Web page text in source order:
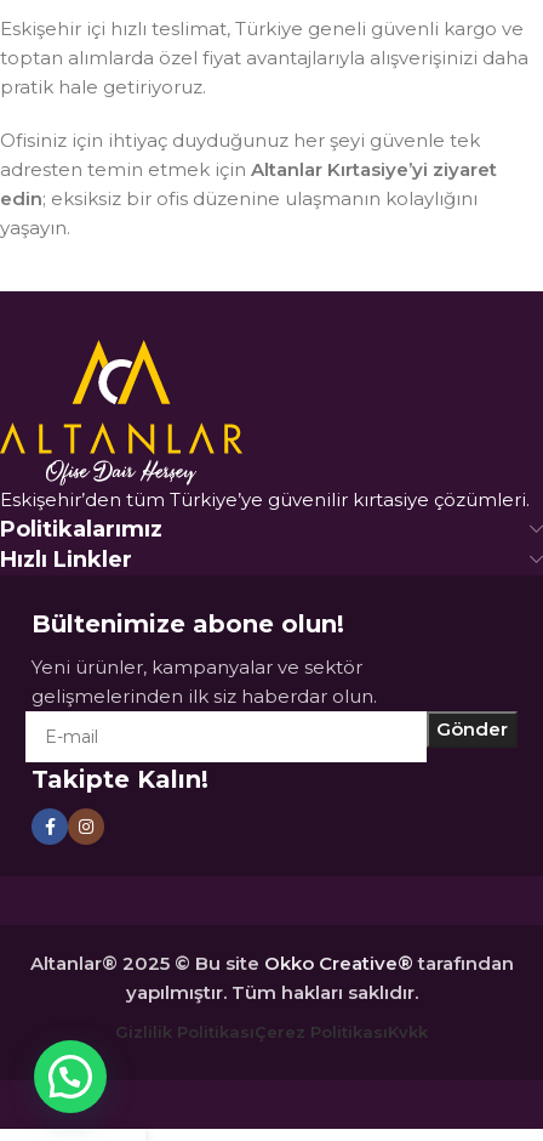
Eskişehir içi hızlı teslimat, Türkiye geneli güvenli kargo ve
toptan alımlarda özel fiyat avantajlarıyla alışverişinizi daha
pratik hale getiriyoruz.
Ofisiniz için ihtiyaç duyduğunuz her şeyi güvenle tek
adresten temin etmek için Altanlar Kırtasiye’yi ziyaret
edin; eksiksiz bir ofis düzenine ulaşmanın kolaylığını
yaşayın.
Eskişehir’den tüm Türkiye’ye güvenilir kırtasiye çözümleri.
Politikalarımız
Hızlı Linkler
Bültenimize abone olun!
Yeni ürünler, kampanyalar ve sektör
gelişmelerinden ilk siz haberdar olun.
Takipte Kalın!
Altanlar® 2025 © Bu site Okko Creative® tarafından
yapılmıştır. Tüm hakları saklıdır.
Gizlilik PolitikasıÇerez PolitikasıKvkk